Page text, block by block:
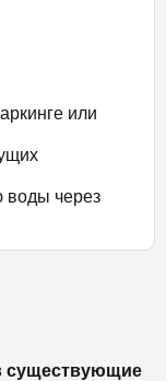
или
воды через
существующие